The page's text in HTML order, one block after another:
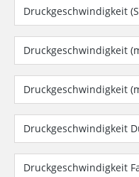
Druckgeschwindigkeit
Druckgeschwindigkeit
Druckgeschwindigkeit
Druckgeschwindigkeit
Druckgeschwindigkeit